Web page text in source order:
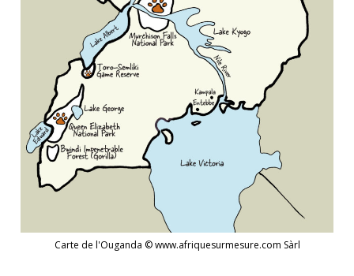
Carte de l'Ouganda © www.afriquesurmesure.com Sàrl